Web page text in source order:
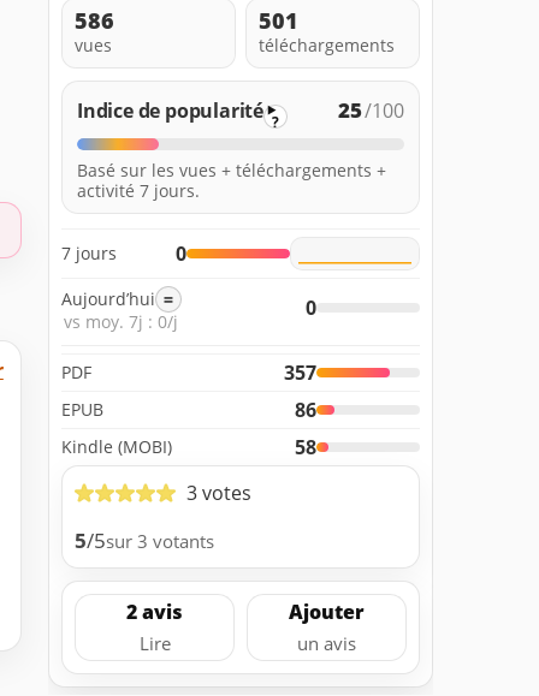
586
vues
501
téléchargements
Indice de popularité ? 25/100
Basé sur les vues + téléchargements +
activité 7 jours.
7 jours 0
Aujourd’hui =
vs moy. 7j : 0/j
0
PDF 357
EPUB 86
Kindle (MOBI)
58
3 votes
5/5sur 3 votants
2 avis
Lire
Ajouter
un avis